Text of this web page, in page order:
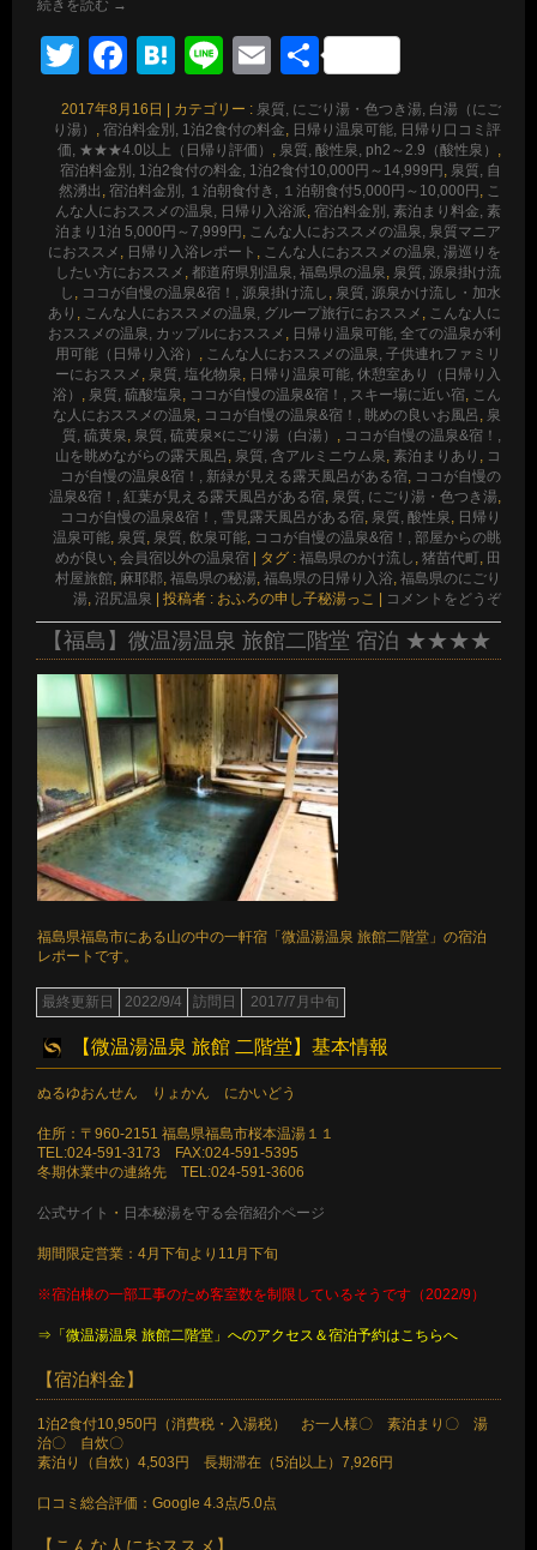
続きを読む →
TwitterFacebook
Hatena
LineEmail
共
有
2017年8月16日 カテゴリー : 泉質, にごり湯・色つき湯, 白湯（にご
り湯） , 宿泊料金別, 1泊2食付の料金, 日帰り温泉可能, 日帰り口コミ評
価, ★★★4.0以上（日帰り評価） , 泉質, 酸性泉, ph2～2.9（酸性泉） ,
宿泊料金別, 1泊2食付の料金, 1泊2食付10,000円～14,999円 , 泉質, 自
然湧出 , 宿泊料金別, １泊朝食付き, １泊朝食付5,000円～10,000円 , こ
んな人におススメの温泉, 日帰り入浴派, 宿泊料金別, 素泊まり料金, 素
泊まり1泊 5,000円～7,999円 , こんな人におススメの温泉, 泉質マニア
におススメ , 日帰り入浴レポート , こんな人におススメの温泉, 湯巡りを
したい方におススメ , 都道府県別温泉, 福島県の温泉, 泉質, 源泉掛け流
し , ココが自慢の温泉&宿！, 源泉掛け流し , 泉質, 源泉かけ流し・加水
あり , こんな人におススメの温泉, グループ旅行におススメ , こんな人に
おススメの温泉, カップルにおススメ , 日帰り温泉可能, 全ての温泉が利
用可能（日帰り入浴） , こんな人におススメの温泉, 子供連れファミリ
ーにおススメ , 泉質, 塩化物泉, 日帰り温泉可能, 休憩室あり（日帰り入
浴） , 泉質, 硫酸塩泉, ココが自慢の温泉&宿！, スキー場に近い宿, こん
な人におススメの温泉, ココが自慢の温泉&宿！, 眺めの良いお風呂 , 泉
質, 硫黄泉, 泉質, 硫黄泉×にごり湯（白湯） , ココが自慢の温泉&宿！,
山を眺めながらの露天風呂 , 泉質, 含アルミニウム泉, 素泊まりあり , コ
コが自慢の温泉&宿！, 新緑が見える露天風呂がある宿, ココが自慢の
温泉&宿！, 紅葉が見える露天風呂がある宿, 泉質, にごり湯・色つき湯,
ココが自慢の温泉&宿！, 雪見露天風呂がある宿, 泉質, 酸性泉, 日帰り
温泉可能, 泉質, 泉質, 飲泉可能, ココが自慢の温泉&宿！, 部屋からの眺
めが良い, 会員宿以外の温泉宿 タグ : 福島県のかけ流し , 猪苗代町, 田
村屋旅館, 麻耶郡, 福島県の秘湯, 福島県の日帰り入浴, 福島県のにごり
湯, 沼尻温泉 投稿者 : おふろの申し子秘湯っこ コメントをどうぞ
【福島】微温湯温泉 旅館二階堂 宿泊 ★★★★
福島県福島市にある山の中の一軒宿「微温湯温泉 旅館二階堂」の宿泊
レポートです。
最終更新日 2022/9/4 訪問日 2017/7月中旬
【微温湯温泉 旅館 二階堂】基本情報
ぬるゆおんせん りょかん にかいどう
住所：〒960-2151 福島県福島市桜本温湯１１
TEL:024-591-3173 FAX:024-591-5395
冬期休業中の連絡先 TEL:024-591-3606
公式サイト ・ 日本秘湯を守る会宿紹介ページ
期間限定営業：4月下旬より11月下旬
※宿泊棟の一部工事のため客室数を制限しているそうです（2022/9）
⇒「微温湯温泉 旅館二階堂」へのアクセス＆宿泊予約はこちらへ
【宿泊料金】
1泊2食付10,950円（消費税・入湯税） お一人様〇 素泊まり〇 湯
治〇 自炊〇
素泊り（自炊）4,503円 長期滞在（5泊以上）7,926円
口コミ総合評価：Google 4.3点/5.0点